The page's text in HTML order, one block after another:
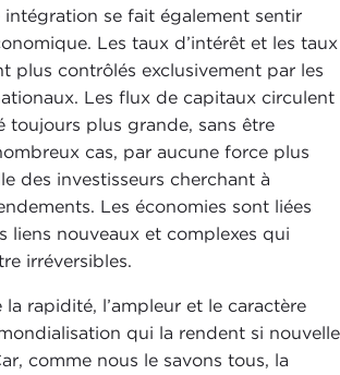
se fait également sentir
Les taux d’intérêt et les taux
plus contrôlés exclusivement par les
Les flux de capitaux circulent
toujours plus grande, sans être
cas, par aucune force plus
des investisseurs cherchant à
Les économies sont liées
liens nouveaux et complexes qui
irréversibles.
rapidité, l’ampleur et le caractère
qui la rendent si nouvelle
comme nous le savons tous, la